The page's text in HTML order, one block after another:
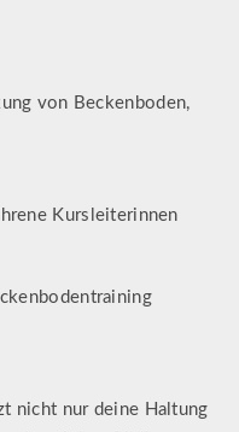
von Beckenboden,
Kursleiterinnen
nicht nur deine Haltung